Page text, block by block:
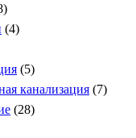
(4)
(5)
канализация (7)
(28)